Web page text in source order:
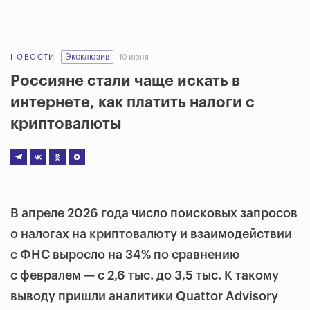
НОВОСТИ Эксклюзив 10 июня
Россияне стали чаще искать в
интернете, как платить налоги с
криптовалюты
В апреле 2026 года число поисковых запросов
о налогах на криптовалюту и взаимодействии
с ФНС выросло на 34% по сравнению
с февралем — с 2,6 тыс. до 3,5 тыс. К такому
выводу пришли аналитики Quattor Advisory